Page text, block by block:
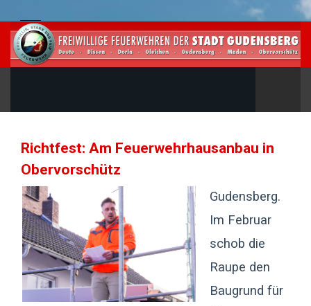
Richtfest: Am Feuerwehrhausanbau in
Obervorschütz
Gudensberg.
Im Februar
schob die
Raupe den
Baugrund für